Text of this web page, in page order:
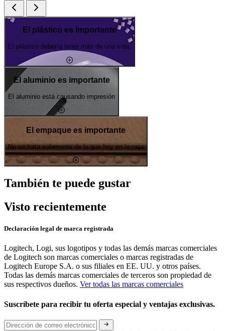
El plástico es importante
El plástico debería tener más de una vida.
El aluminio es importante
El aluminio está causando impresión
El empaque es importante
No se trata solamente de lo que hay en la caja
También te puede gustar
Visto recientemente
Declaración legal de marca registrada
Logitech, Logi, sus logotipos y todas las demás marcas comerciales
de Logitech son marcas comerciales o marcas registradas de
Logitech Europe S.A. o sus filiales en EE. UU. y otros países.
Todas las demás marcas comerciales de terceros son propiedad de
sus respectivos dueños. Ver todas las marcas comerciales
Suscríbete para recibir tu oferta especial y ventajas exclusivas.